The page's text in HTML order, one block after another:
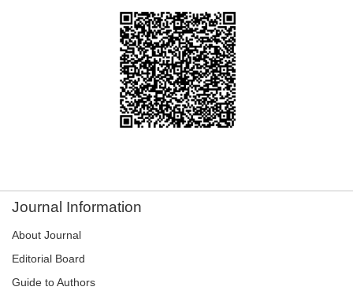
Journal Information
About Journal
Editorial Board
Guide to Authors